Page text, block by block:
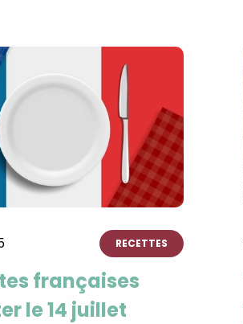
RECETTES
françaises
le 14 juillet